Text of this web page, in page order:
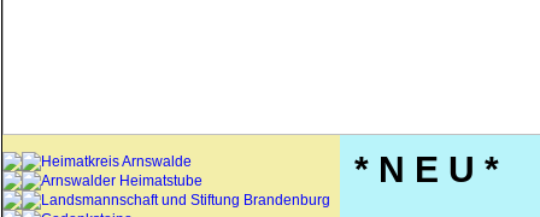
Heimatkreis Arnswalde
Arnswalder Heimatstube
Landsmannschaft und Stiftung Brandenburg
* N E U *